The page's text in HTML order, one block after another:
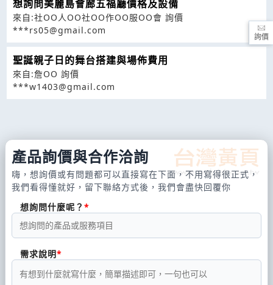
想詢問美麗島會廊五福廳價格及設備
來自:社OO人OO社OO作OO服OO會 詢價
***rs05@gmail.com
聖誕親子日的舞台搭建與場佈費用
來自:詹OO 詢價
***w1403@gmail.com
產品詢價與合作洽詢
嗨，想詢價或有問題都可以直接寫在下面，不用寫得很正式，
我們看得懂就好，留下聯絡方式後，我們會盡快回覆你
想詢問什麼呢？
需求說明
詢價